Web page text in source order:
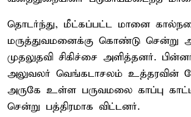
தொடர்ந்து, மீட்கப்பட்ட மானை
மருத்துவமனைக்கு கொண்டு சென்று
முதலுதவி சிகிச்சை அளித்தனர்.
அலுவலர் வெங்கடாசலம் உத்தரவின்
அருகே உள்ள பருவமலை காப்பு
சென்று பத்திரமாக விட்டனர்.